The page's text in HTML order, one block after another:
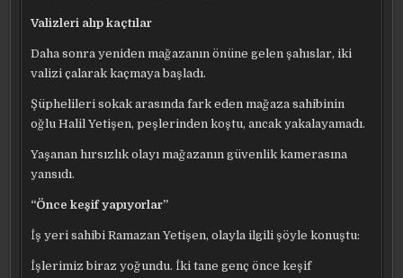
Valizleri alıp kaçtılar
Daha sonra yeniden mağazanın önüne gelen şahıslar, iki
valizi çalarak kaçmaya başladı.
Şüphelileri sokak arasında fark eden mağaza sahibinin
oğlu Halil Yetişen, peşlerinden koştu, ancak yakalayamadı.
Yaşanan hırsızlık olayı mağazanın güvenlik kamerasına
yansıdı.
“Önce keşif yapıyorlar”
İş yeri sahibi Ramazan Yetişen, olayla ilgili şöyle konuştu:
İşlerimiz biraz yoğundu. İki tane genç önce keşif